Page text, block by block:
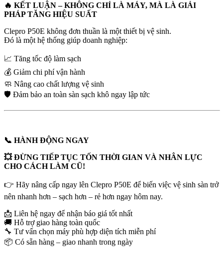
🔥 KẾT LUẬN – KHÔNG CHỈ LÀ MÁY, MÀ LÀ GIẢI
PHÁP TĂNG HIỆU SUẤT
Clepro P50E không đơn thuần là một thiết bị vệ sinh.
Đó là một hệ thống giúp doanh nghiệp:
📈 Tăng tốc độ làm sạch
💰 Giảm chi phí vận hành
🧼 Nâng cao chất lượng vệ sinh
🛡️ Đảm bảo an toàn sàn sạch khô ngay lập tức
📞 HÀNH ĐỘNG NGAY
💥 ĐỪNG TIẾP TỤC TỐN THỜI GIAN VÀ NHÂN LỰC
CHO CÁCH LÀM CŨ!
👉 Hãy nâng cấp ngay lên Clepro P50E để biến việc vệ sinh sàn trở
nên nhanh hơn – sạch hơn – rẻ hơn ngay hôm nay.
📩 Liên hệ ngay để nhận báo giá tốt nhất
🚚 Hỗ trợ giao hàng toàn quốc
🔧 Tư vấn chọn máy phù hợp diện tích miễn phí
📦 Có sẵn hàng – giao nhanh trong ngày